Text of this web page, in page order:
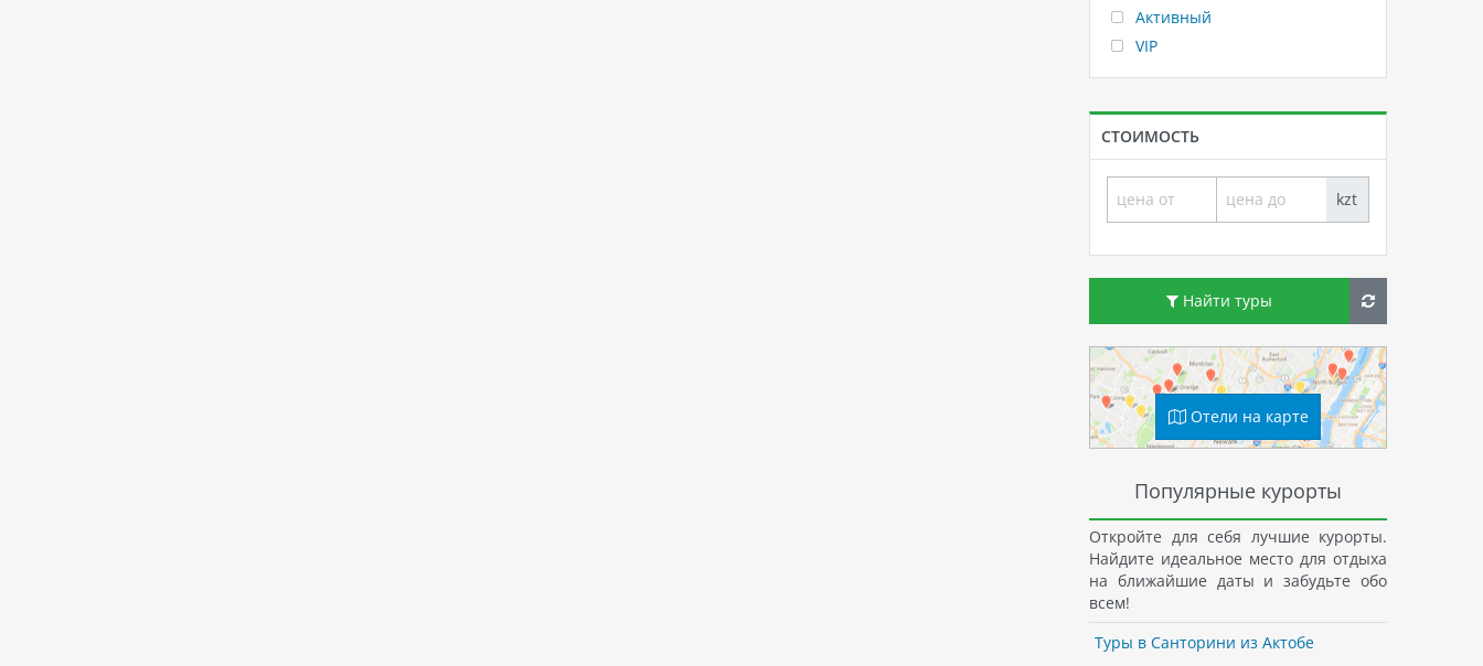
Активный
VIP
СТОИМОСТЬ
kzt
Найти туры
Отели на карте
Популярные курорты
Откройте для себя лучшие курорты.
Найдите идеальное место для отдыха
на ближайшие даты и забудьте обо
всем!
Туры в Санторини из Актобе